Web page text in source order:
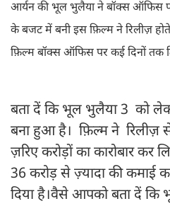
आर्यन की भूल भुलैया ने बॉक्स ऑफिस
के बजट में बनी इस फ़िल्म ने रिलीज़ होते
फ़िल्म बॉक्स ऑफिस पर कई दिनों तक
बता दें कि भूल भुलैया 3 को
बना हुआ है। फ़िल्म ने रिलीज़
ज़रिए करोड़ों का कारोबार कर
36 करोड़ से ज़्यादा की कमाई
दिया है।वैसे आपको बता दें कि